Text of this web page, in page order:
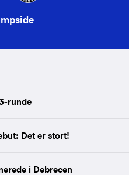
runde
Det er stort!
i Debrecen